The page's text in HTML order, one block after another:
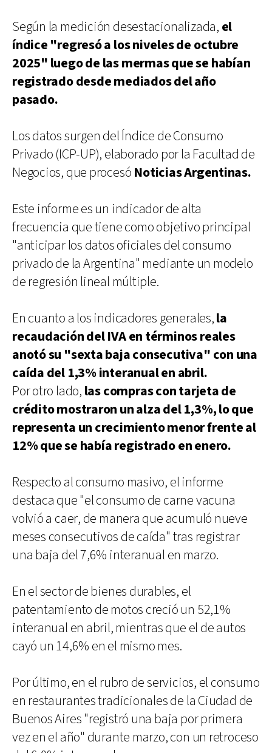
Según la medición desestacionalizada, el
índice "regresó a los niveles de octubre
2025" luego de las mermas que se habían
registrado desde mediados del año
pasado.
Los datos surgen del Índice de Consumo
Privado (ICP-UP), elaborado por la Facultad de
Negocios, que procesó Noticias Argentinas.
Este informe es un indicador de alta
frecuencia que tiene como objetivo principal
"anticipar los datos oficiales del consumo
privado de la Argentina" mediante un modelo
de regresión lineal múltiple.
En cuanto a los indicadores generales,la
recaudación del IVA en términos reales
anotó su "sexta baja consecutiva" con una
caída del 1,3% interanual en abril.
Por otro lado, las compras con tarjeta de
crédito mostraron un alza del 1,3%, lo que
representa un crecimiento menor frente al
12% que se había registrado en enero.
Respecto al consumo masivo, el informe
destaca que "el consumo de carne vacuna
volvió a caer, de manera que acumuló nueve
meses consecutivos de caída" tras registrar
una baja del 7,6% interanual en marzo.
En el sector de bienes durables, el
patentamiento de motos creció un 52,1%
interanual en abril, mientras que el de autos
cayó un 14,6% en el mismo mes.
Por último, en el rubro de servicios, el consumo
en restaurantes tradicionales de la Ciudad de
Buenos Aires "registró una baja por primera
vez en el año" durante marzo, con un retroceso